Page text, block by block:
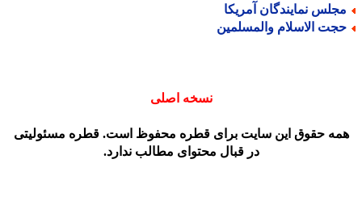
نمایندگان آمریکا
الاسلام والمسلمین
نسخه اصلی
حقوق این سایت برای قطره محفوظ است. قطره مسئولیتی
در قبال محتوای مطالب ندارد.